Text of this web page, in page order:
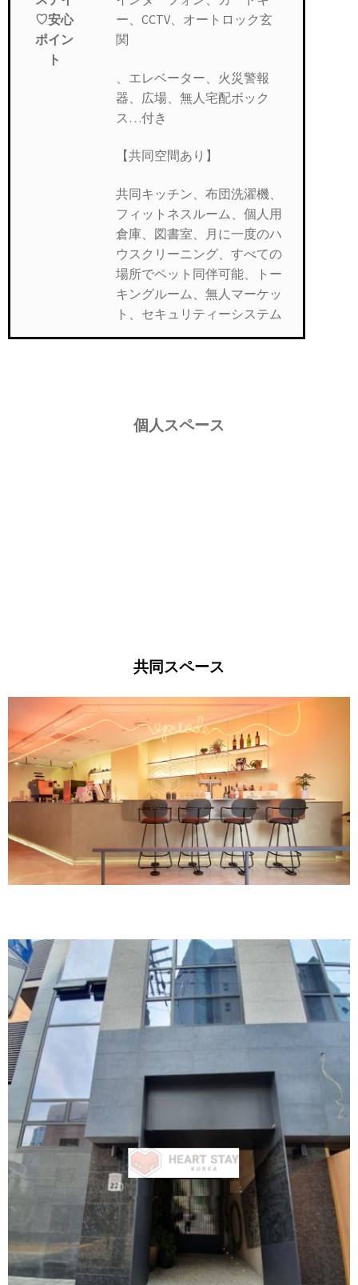
♡安心
ポイン
ト
ー、CCTV、オートロック玄
関
、エレベーター、火災警報
器、広場、無人宅配ボック
ス…付き
【共同空間あり】
共同キッチン、布団洗濯機、
フィットネスルーム、個人用
倉庫、図書室、月に一度のハ
ウスクリーニング、すべての
場所でペット同伴可能、トー
キングルーム、無人マーケッ
ト、セキュリティーシステム
個人スペース
共同スペース